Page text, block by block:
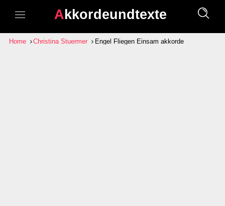
Akkordeundtexte
Home Christina Stuermer Engel Fliegen Einsam akkorde